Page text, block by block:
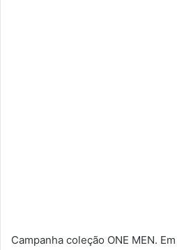
Campanha coleção ONE MEN. Em